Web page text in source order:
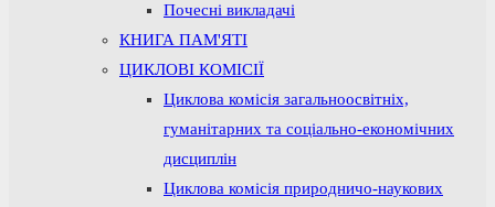
Почесні викладачі
КНИГА ПАМ'ЯТІ
ЦИКЛОВІ КОМІСІЇ
Циклова комісія загальноосвітніх,
гуманітарних та соціально-економічних
дисциплін
Циклова комісія природничо-наукових